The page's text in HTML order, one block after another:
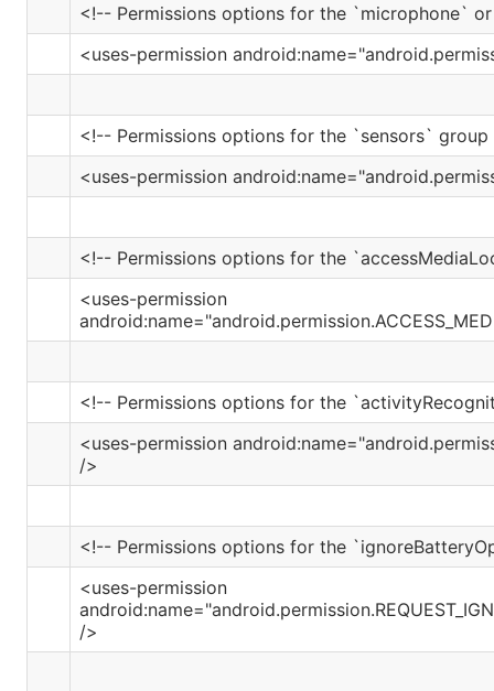
<!-- Permissions options for the `microphone`
<uses-permission
<!-- Permissions options for the `sensors` group
<uses-permission
<!-- Permissions options for the
<uses-permission
<!-- Permissions options for the
<uses-permission
/>
<!-- Permissions options for the
<uses-permission
/>